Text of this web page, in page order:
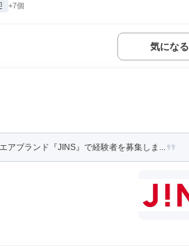
+7個
気になる
アブランド『JINS』で経験者を募集しま...